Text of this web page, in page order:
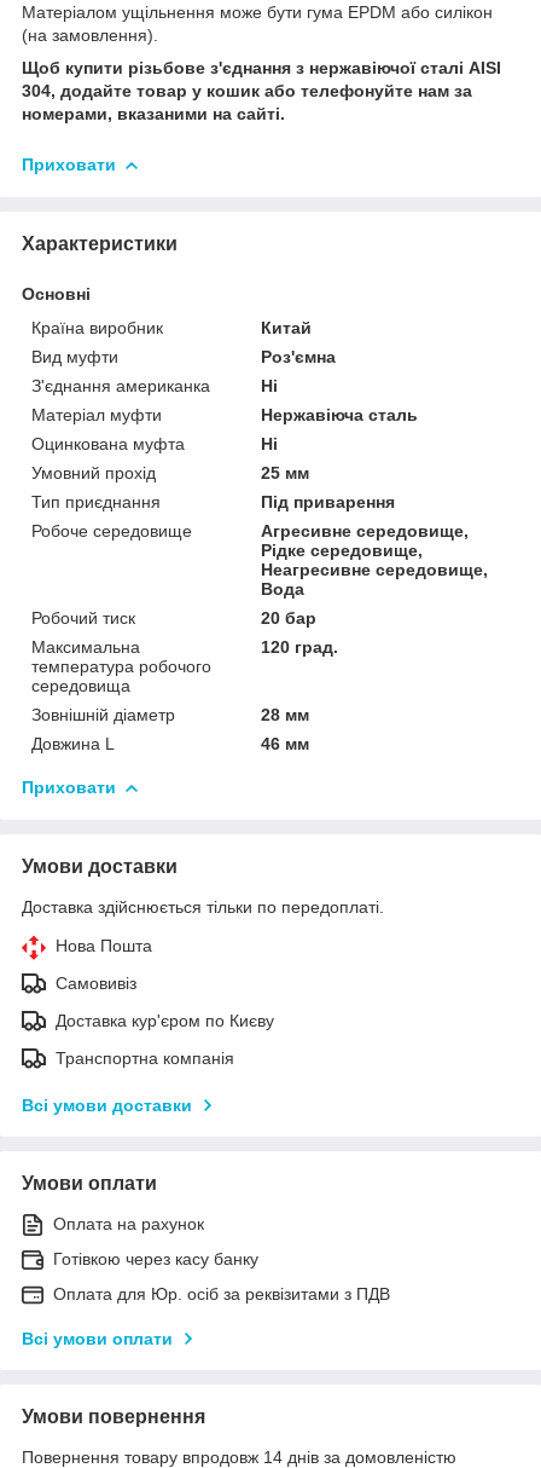
Матеріалом ущільнення може бути гума EPDM або силікон
(на замовлення).
Щоб купити різьбове з'єднання з нержавіючої сталі AISI
304, додайте товар у кошик або телефонуйте нам за
номерами, вказаними на сайті.
Приховати
Характеристики
Основні
Країна виробник
Китай
Вид муфти
Роз'ємна
З'єднання американка
Ні
Матеріал муфти
Нержавіюча сталь
Оцинкована муфта
Ні
Умовний прохід
25 мм
Тип приєднання
Під приварення
Робоче середовище
Агресивне середовище,
Рідке середовище,
Неагресивне середовище,
Вода
Робочий тиск
20 бар
Максимальна
температура робочого
середовища
120 град.
Зовнішній діаметр
28 мм
Довжина L
46 мм
Приховати
Умови доставки
Доставка здійснюється тільки по передоплаті.
Нова Пошта
Самовивіз
Доставка кур'єром по Києву
Транспортна компанія
Всі умови доставки
Умови оплати
Оплата на рахунок
Готівкою через касу банку
Оплата для Юр. осіб за реквізитами з ПДВ
Всі умови оплати
Умови повернення
Повернення товару впродовж 14 днів за домовленістю